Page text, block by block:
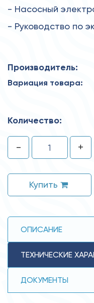
- Насосный
- Руководство по
Производитель:
Вариация товара:
Количество:
- +
Купить
ОПИСАНИЕ
ТЕХНИЧЕСКИЕ
ДОКУМЕНТЫ